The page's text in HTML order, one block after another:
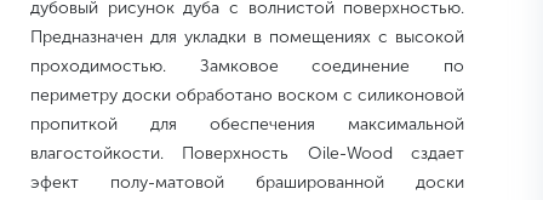
дубовый рисунок дуба с волнистой поверхностью.
Предназначен для укладки в помещениях с высокой
проходимостью. Замковое соединение по
периметру доски обработано воском с силиконовой
пропиткой для обеспечения максимальной
влагостойкости. Поверхность Oile-Wood сздает
эфект полу-матовой брашированной доски